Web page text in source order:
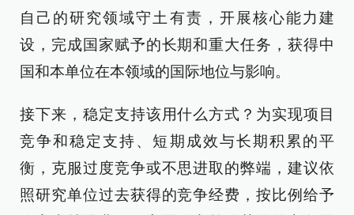
自己的研究领域守土有责，开展核心能力建
设，完成国家赋予的长期和重大任务，获得中
国和本单位在本领域的国际地位与影响。
接下来，稳定支持该用什么方式？为实现项目
竞争和稳定支持、短期成效与长期积累的平
衡，克服过度竞争或不思进取的弊端，建议依
照研究单位过去获得的竞争经费，按比例给予